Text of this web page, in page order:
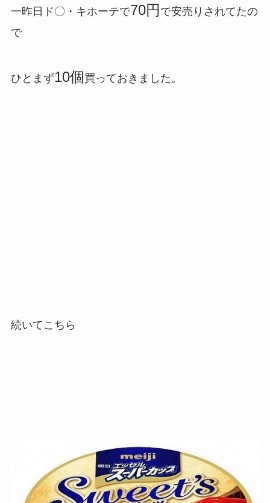
一昨日ド〇・キホーテで70円 で安売りされてたの
で
ひとまず10個買っておきました。
続いてこちら